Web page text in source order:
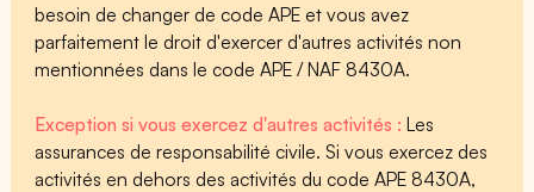
besoin de changer de code APE et vous avez
parfaitement le droit d'exercer d'autres activités non
mentionnées dans le code APE / NAF 8430A.
Exception si vous exercez d'autres activités :Les
assurances de responsabilité civile. Si vous exercez des
activités en dehors des activités du code APE 8430A,